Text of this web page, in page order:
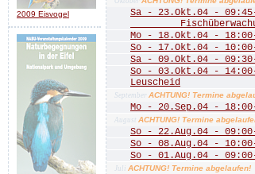
2009 Eisvogel
Sa - 23.Okt.04 -
Mo - 18.Okt.04 -
So - 17.Okt.04 -
Sa - 09.Okt.04 -
So - 03.Okt.04 -
Leuscheid
September ACHTUNG! Termine
Mo - 20.Sep.04 -
August ACHTUNG! Termine
So - 22.Aug.04 -
So - 08.Aug.04 -
So - 01.Aug.04 -
Juli ACHTUNG! Termine abgelaufen!